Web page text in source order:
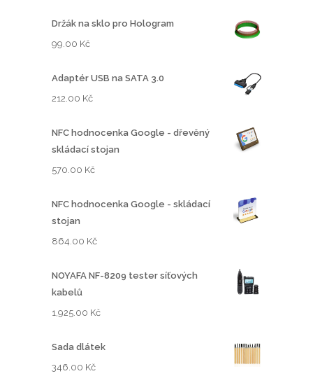
Držák na sklo pro Hologram
99.00 Kč
Adaptér USB na SATA 3.0
212.00 Kč
NFC hodnocenka Google - dřevěný
skládací stojan
570.00 Kč
NFC hodnocenka Google - skládací
stojan
864.00 Kč
NOYAFA NF-8209 tester síťových
kabelů
1,925.00 Kč
Sada dlátek
346.00 Kč